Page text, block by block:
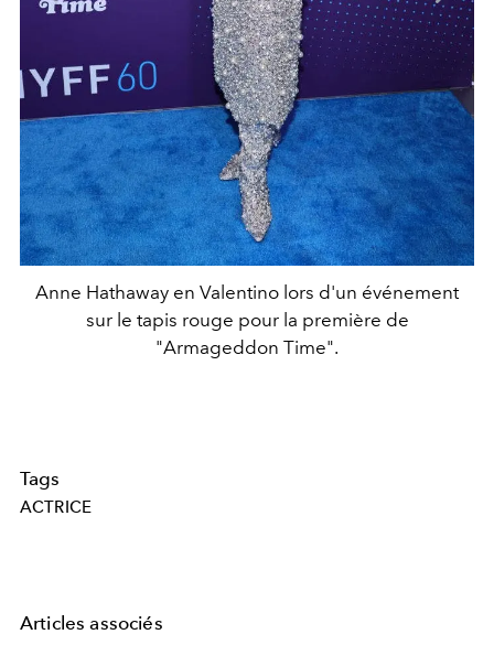
Anne Hathaway en Valentino lors d'un événement
sur le tapis rouge pour la première de
"Armageddon Time".
Tags
ACTRICE
Articles associés